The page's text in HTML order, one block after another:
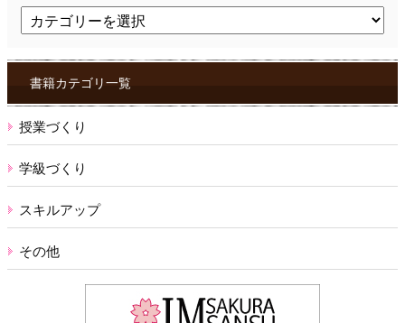
ク
ス書籍カテゴリ一覧
授業づくり
学級づくり
スキルアップ
その他